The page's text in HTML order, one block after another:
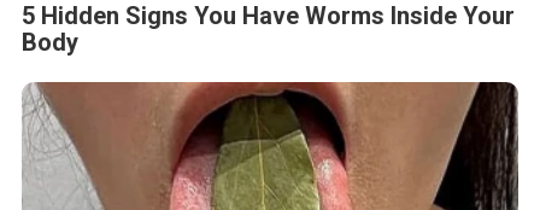
5 Hidden Signs You Have Worms Inside Your
Body